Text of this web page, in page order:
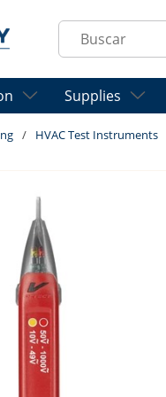
Site Search
Supplies
/ HVAC Test Instruments